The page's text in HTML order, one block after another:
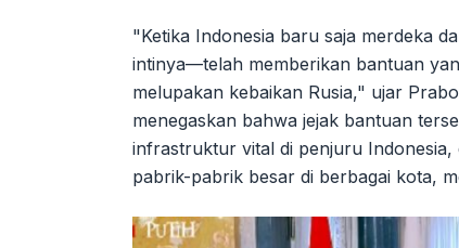
"Ketika Indonesia baru saja merdeka
intinya—telah memberikan bantuan
melupakan kebaikan Rusia," ujar
menegaskan bahwa jejak bantuan
infrastruktur vital di penjuru
pabrik-pabrik besar di berbagai kota,